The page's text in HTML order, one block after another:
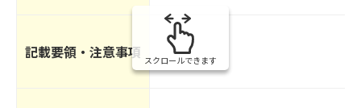
記載要領・注意事項 スクロールできます